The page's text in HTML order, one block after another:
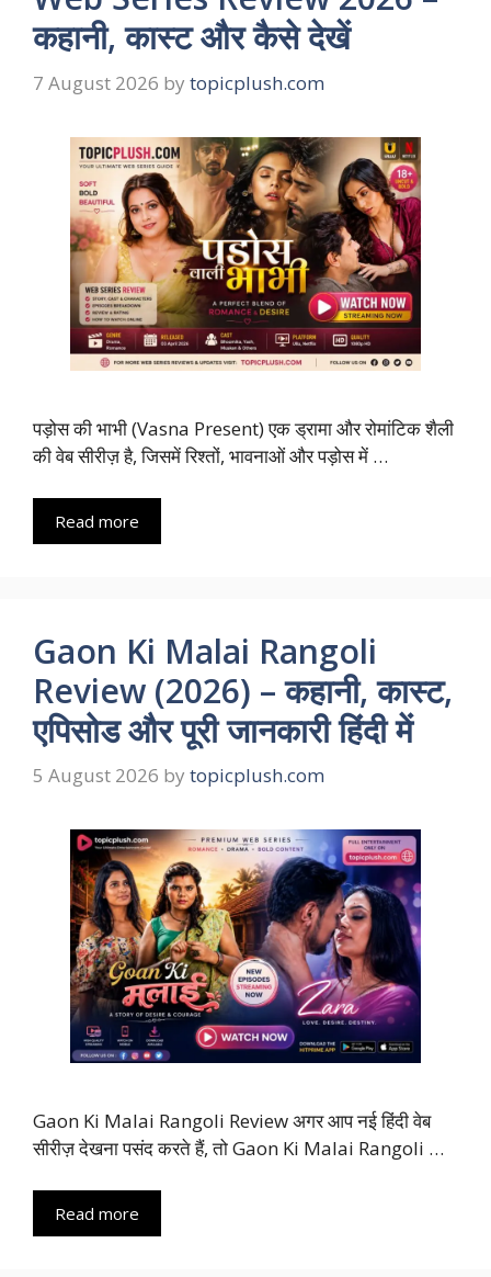
कहानी, कास्ट और कैसे देखें
7 August 2026 by topicplush.com
पड़ोस की भाभी (Vasna Present) एक ड्रामा और रोमांटिक शैली
की वेब सीरीज़ है, जिसमें रिश्तों, भावनाओं और पड़ोस में …
Read more
Gaon Ki Malai Rangoli
Review (2026) – कहानी, कास्ट,
एपिसोड और पूरी जानकारी हिंदी में
5 August 2026 by topicplush.com
Gaon Ki Malai Rangoli Review अगर आप नई हिंदी वेब
सीरीज़ देखना पसंद करते हैं, तो Gaon Ki Malai Rangoli …
Read more